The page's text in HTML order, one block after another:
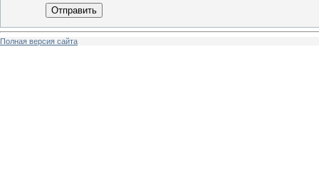
Отправить
Полная версия сайта